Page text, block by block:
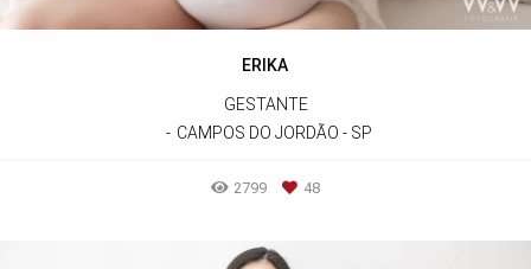
ERIKA
GESTANTE
CAMPOS DO JORDÃO - SP
2799 48